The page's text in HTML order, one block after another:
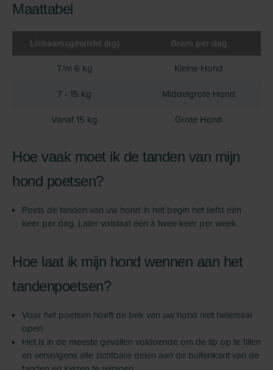
Maattabel
Lichaamsgewicht (kg) Gram per dag
T/m 6 kg
Kleine Hond
7 - 15 kg
Middelgrote Hond
Vanaf 15 kg
Grote Hond
Hoe vaak moet ik de tanden van mijn
hond poetsen?
Poets de tanden van uw hond in het begin het liefst één
keer per dag. Later volstaat één à twee keer per week.
Hoe laat ik mijn hond wennen aan het
tandenpoetsen?
Voor het poetsen hoeft de bek van uw hond niet helemaal
open.
Het is in de meeste gevallen voldoende om de lip op te tillen
en vervolgens alle zichtbare delen aan de buitenkant van de